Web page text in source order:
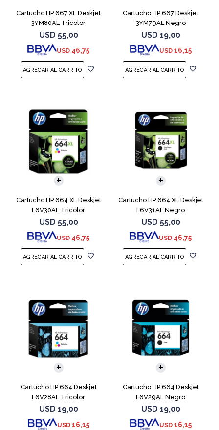
Cartucho HP 667 XL Deskjet
3YM80AL Tricolor
USD 55,00
USD 46,75
Cartucho HP 667 Deskjet
3YM79AL Negro
USD 19,00
USD 16,15
Cartucho HP 664 XL Deskjet
F6V30AL Tricolor
USD 55,00
USD 46,75
Cartucho HP 664 XL Deskjet
F6V31AL Negro
USD 55,00
USD 46,75
Cartucho HP 664 Deskjet
F6V28AL Tricolor
USD 19,00
USD 16,15
Cartucho HP 664 Deskjet
F6V29AL Negro
USD 19,00
USD 16,15